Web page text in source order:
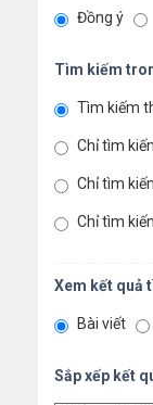
Đồng ý
Tìm kiếm
Tìm kiếm
Chỉ tìm
Chỉ tìm
Chỉ tìm
Xem kết quả
Bài viết
Sắp xếp kết